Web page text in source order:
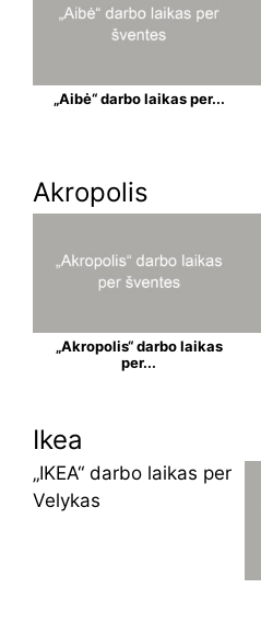
„Aibė“ darbo laikas per...
Akropolis
„Akropolis“ darbo laikas
per...
Ikea
„IKEA“ darbo laikas per
Velykas